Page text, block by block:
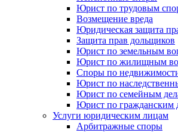
Юрист по трудовым
Возмещение вреда
Юридическая защита
Защита прав дольщиков
Юрист по земельным
Юрист по жилищным
Споры по
Юрист по
Юрист по семейным
Юрист по гражданским
Услуги юридическим лицам
Арбитражные споры